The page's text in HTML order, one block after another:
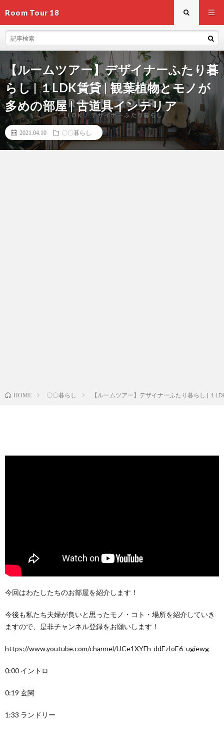
Room Tour 18
【ルームツアー】デザイナーふたり暮
らし | １LDK賃貸 | 観葉植物とモノが
多めの部屋 | 古道具インテリア
2021.04.10 〇〇暮らし
HOME 〇〇暮らし 【ルームツアー】デザイナーふたり暮らし | １
今回はわたしたちのお部屋を紹介します！
今後も私たち夫婦が良いと思ったモノ・コト・場所を紹介していき
ますので、是非チャンネル登録をお願いします！
https://www.youtube.com/channel/UCe1XYFh-ddEzIoE6_ugiewg
0:00 イントロ
0:19 玄関
1:33 ランドリー